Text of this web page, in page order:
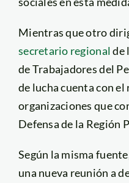
Mientras que otro
secretario regionalde
de Trabajadores del
de lucha cuenta con el
organizaciones que
Defensa de la Región
Según la misma
una nueva reunión a